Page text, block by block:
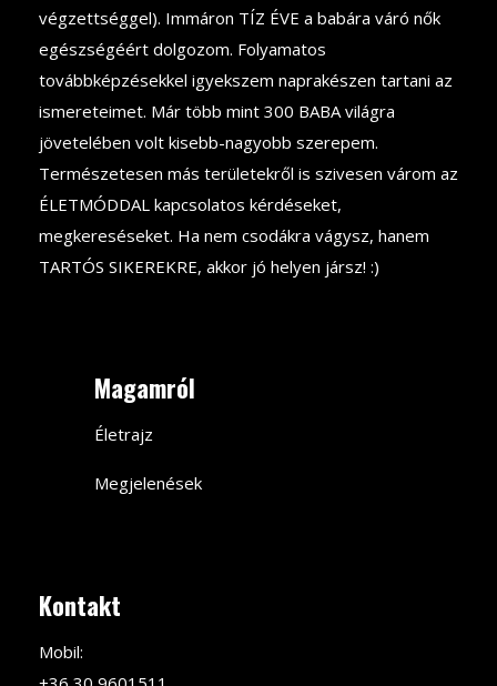
végzettséggel). Immáron TÍZ ÉVE a babára váró nők
egészségéért dolgozom. Folyamatos
továbbképzésekkel igyekszem naprakészen tartani az
ismereteimet. Már több mint 300 BABA világra
jövetelében volt kisebb-nagyobb szerepem.
Természetesen más területekről is szivesen várom az
ÉLETMÓDDAL kapcsolatos kérdéseket,
megkereséseket. Ha nem csodákra vágysz, hanem
TARTÓS SIKEREKRE, akkor jó helyen jársz! :)
Magamról
Életrajz
Megjelenések
Kontakt
Mobil: